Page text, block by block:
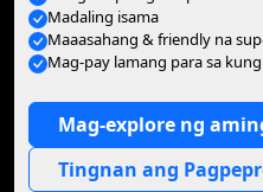
Madaling isama
Maaasahang & friendly na
Mag-pay lamang para sa
Mag-explore ng
Tingnan ang